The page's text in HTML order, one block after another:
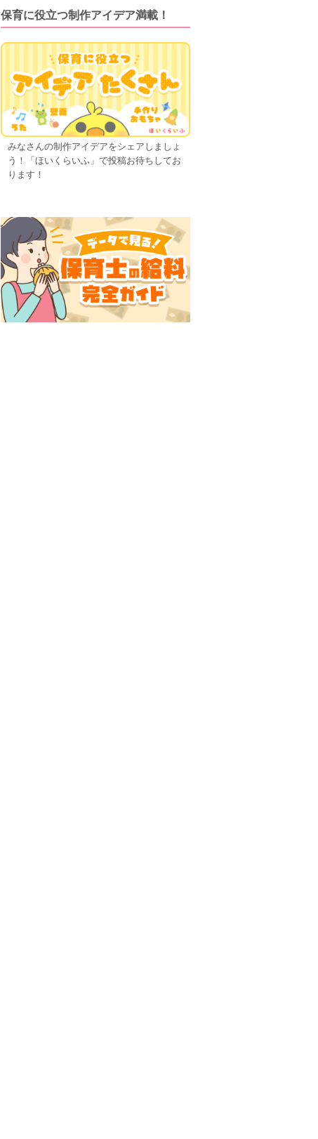
保育に役立つ制作アイデア満載！
みなさんの制作アイデアをシェアしましょ
う！「ほいくらいふ」で投稿お待ちしてお
ります！